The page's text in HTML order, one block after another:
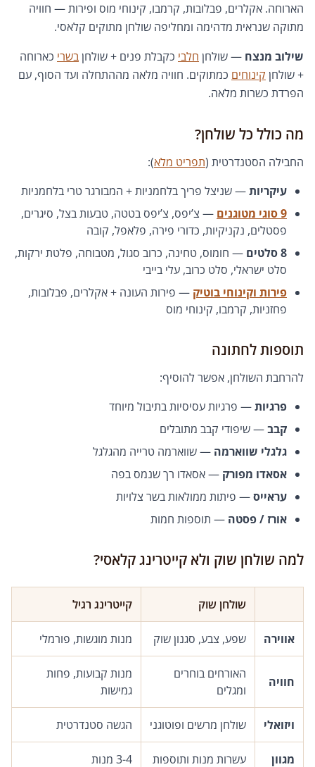
הארוחה. אקלרים, פבלובות, קרמבו, קינוחי מוס ופירות — חוויה
מתוקה שנראית מדהימה ומחליפה שולחן מתוקים קלאסי.
שילוב מנצח — שולחן חלבי כקבלת פנים + שולחן בשרי כארוחה
+ שולחן קינוחים כמתוקים. חוויה מלאה מההתחלה ועד הסוף, עם
הפרדת כשרות מלאה.
מה כולל כל שולחן?
החבילה הסטנדרטית (תפריט מלא):
עיקריות— שניצל פריך בלחמניות + המבורגר טרי בלחמניות
9 סוגי מטוגנים
— צ’יפס, צ’יפס בטטה, טבעות בצל, סיגרים,
פסטלים, נקניקיות, כדורי פירה, פלאפל, קובה
8 סלטים
— חומוס, טחינה, כרוב סגול, מטבוחה, פלטת ירקות,
סלט ישראלי, סלט כרוב, עלי בייבי
פירות וקינוחי בוטיק — פירות העונה + אקלרים, פבלובות,
פחזניות, קרמבו, קינוחי מוס
תוספות לחתונה
להרחבת השולחן, אפשר להוסיף:
פרגיות— פרגיות עסיסיות בתיבול מיוחד
קבב— שיפודי קבב מתובלים
גלגלי שווארמה — שווארמה טרייה מהגלגל
אסאדו מפורק — אסאדו רך שנמס בפה
עראייס— פיתות ממולאות בשר צלויות
אורז / פסטה — תוספות חמות
למה שולחן שוק ולא קייטרינג קלאסי?
שולחן שוק קייטרינג רגיל
אווירה שפע, צבע, סגנון שוק מנות מוגשות, פורמלי
חוויה
האורחים בוחרים
ומגלים
מנות קבועות, פחות
גמישות
ויזואלי שולחן מרשים ופוטוגני הגשה סטנדרטית
מגוון עשרות מנות ותוספות 3-4 מנות